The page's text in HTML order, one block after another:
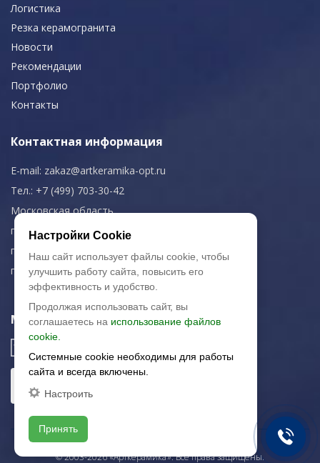
Логистика
Резка керамогранита
Новости
Рекомендации
Портфолио
Контакты
Контактная информация
E-mail: zakaz@artkeramika-opt.ru
Тел.: +7 (499) 703-30-42
Московская область,
г. Красногорск
пн-чт: 09.00-18.00
пт: 09.00-17.00
Мы в соц. сетях
© 2003-2026 «Арткерамика». Все права защищены.
Настройки Cookie
Наш сайт использует файлы cookie, чтобы
улучшить работу сайта, повысить его
эффективность и удобство.
Продолжая использовать сайт, вы
соглашаетесь на использование файлов
cookie.
Системные cookie необходимы для работы
сайта и всегда включены.
Настроить
Принять